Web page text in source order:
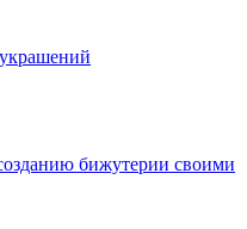
бижутерии своими